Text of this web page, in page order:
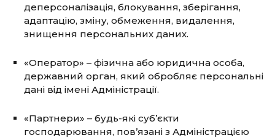
деперсоналізація, блокування, зберігання,
адаптацію, зміну, обмеження, видалення,
знищення персональних даних.
«Оператор» – фізична або юридична особа,
державний орган, який обробляє персональні
дані від імені Адміністрації.
«Партнери» – будь-які суб’єкти
господарювання, пов’язані з Адміністрацією